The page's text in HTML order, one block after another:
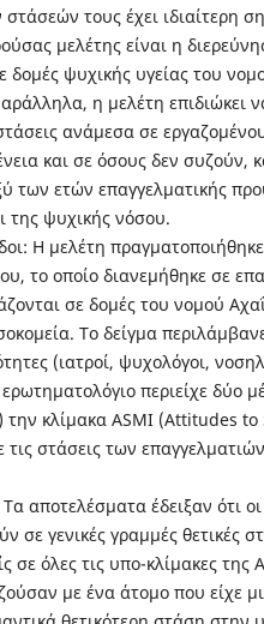
τους έχει ιδιαίτερη
μελέτης είναι η
δομές ψυχικής υγείας του
η μελέτη επιδιώκει
ανάμεσα σε
και σε όσους δεν συζούν,
των ετών επαγγελματικής
της ψυχικής νόσου.
Η μελέτη
το οποίο διανεμήθηκε σε
σε δομές του νομού
Το δείγμα
(ιατροί, ψυχολόγοι,
ερωτηματολόγιο περιείχε δύο
την κλίμακα ASMI (Attitudes
τις στάσεις των
αποτελέσματα έδειξαν ότι
σε γενικές γραμμές θετικές
σε όλες τις υπο-κλίμακες της
με ένα άτομο που είχε